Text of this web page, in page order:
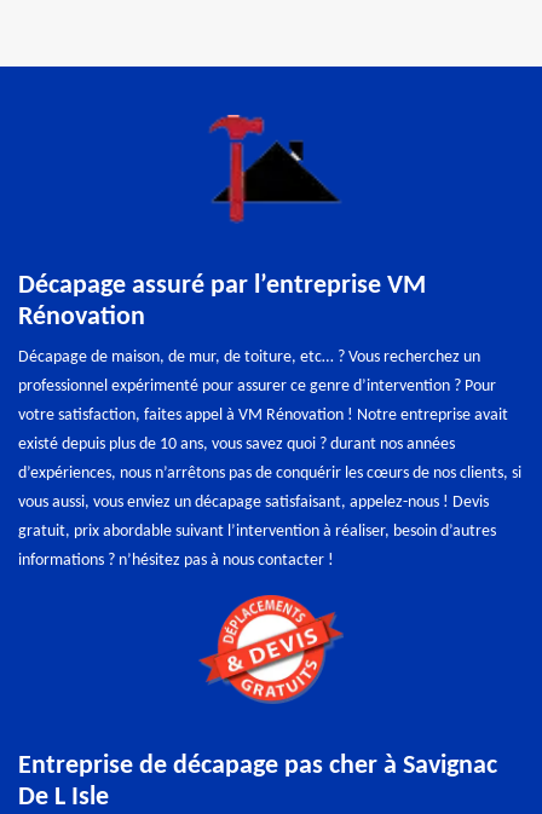
Décapage assuré par l’entreprise VM
Rénovation
Décapage de maison, de mur, de toiture, etc… ? Vous recherchez un
professionnel expérimenté pour assurer ce genre d’intervention ? Pour
votre satisfaction, faites appel à VM Rénovation ! Notre entreprise avait
existé depuis plus de 10 ans, vous savez quoi ? durant nos années
d’expériences, nous n’arrêtons pas de conquérir les cœurs de nos clients, si
vous aussi, vous enviez un décapage satisfaisant, appelez-nous ! Devis
gratuit, prix abordable suivant l’intervention à réaliser, besoin d’autres
informations ? n’hésitez pas à nous contacter !
Entreprise de décapage pas cher à Savignac
De L Isle